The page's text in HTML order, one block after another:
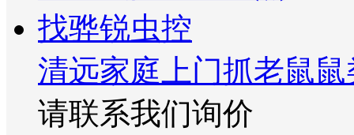
清远家庭上门抓老鼠
请联系我们询价